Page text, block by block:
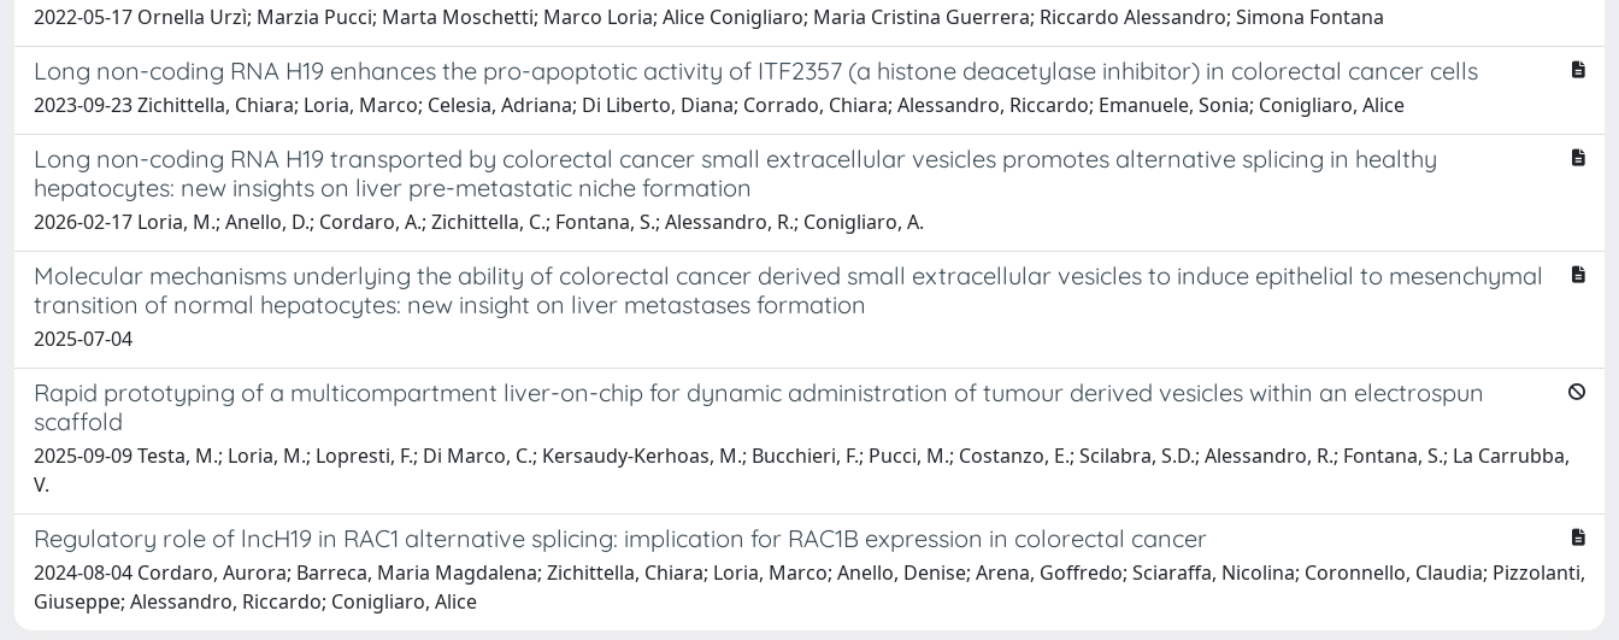
2022-05-17 Ornella Urzì; Marzia Pucci; Marta Moschetti; Marco Loria; Alice Conigliaro; Maria Cristina Guerrera; Riccardo Alessandro; Simona Fontana
Long non-coding RNA H19 enhances the pro-apoptotic activity of ITF2357 (a histone deacetylase inhibitor) in colorectal cancer cells
2023-09-23 Zichittella, Chiara; Loria, Marco; Celesia, Adriana; Di Liberto, Diana; Corrado, Chiara; Alessandro, Riccardo; Emanuele, Sonia; Conigliaro, Alice
Long non-coding RNA H19 transported by colorectal cancer small extracellular vesicles promotes alternative splicing in healthy
hepatocytes: new insights on liver pre-metastatic niche formation
2026-02-17 Loria, M.; Anello, D.; Cordaro, A.; Zichittella, C.; Fontana, S.; Alessandro, R.; Conigliaro, A.
Molecular mechanisms underlying the ability of colorectal cancer derived small extracellular vesicles to induce epithelial to mesenchymal
transition of normal hepatocytes: new insight on liver metastases formation
2025-07-04
Rapid prototyping of a multicompartment liver-on-chip for dynamic administration of tumour derived vesicles within an electrospun
scaffold
2025-09-09 Testa, M.; Loria, M.; Lopresti, F.; Di Marco, C.; Kersaudy-Kerhoas, M.; Bucchieri, F.; Pucci, M.; Costanzo, E.; Scilabra, S.D.; Alessandro, R.; Fontana, S.; La Carrubba,
V.
Regulatory role of lncH19 in RAC1 alternative splicing: implication for RAC1B expression in colorectal cancer
2024-08-04 Cordaro, Aurora; Barreca, Maria Magdalena; Zichittella, Chiara; Loria, Marco; Anello, Denise; Arena, Goffredo; Sciaraffa, Nicolina; Coronnello, Claudia; Pizzolanti,
Giuseppe; Alessandro, Riccardo; Conigliaro, Alice